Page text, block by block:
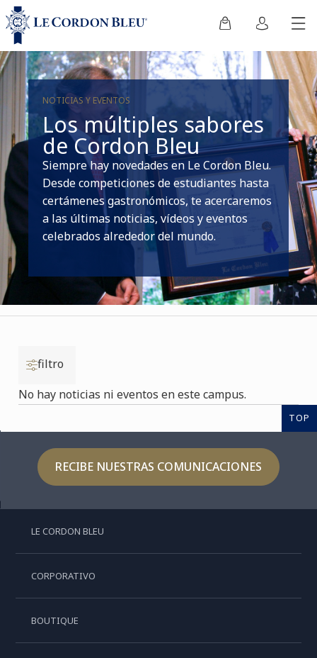
NOTICIAS Y EVENTOS
Los múltiples sabores
de Cordon Bleu
Siempre hay novedades en Le Cordon Bleu.
Desde competiciones de estudiantes hasta
certámenes gastronómicos, te acercaremos
a las últimas noticias, vídeos y eventos
celebrados alrededor del mundo.
filtro
No hay noticias ni eventos en este campus.
TOP
RECIBE NUESTRAS COMUNICACIONES
LE CORDON BLEU
CORPORATIVO
BOUTIQUE